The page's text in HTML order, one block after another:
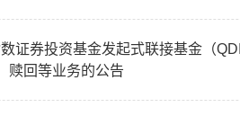
证券投资基金发起式联接基金（
赎回等业务的公告